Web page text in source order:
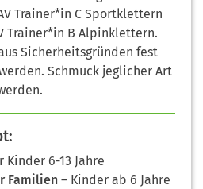
Trainer*in C Sportklettern
Trainer*in B Alpinklettern.
Sicherheitsgründen fest
Schmuck jeglicher Art
Kinder 6-13 Jahre
Familien – Kinder ab 6 Jahre